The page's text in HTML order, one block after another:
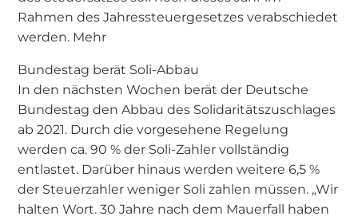
Rahmen des Jahressteuergesetzes verabschiedet
werden. Mehr
Bundestag berät Soli-Abbau
In den nächsten Wochen berät der Deutsche
Bundestag den Abbau des Solidaritätszuschlages
ab 2021. Durch die vorgesehene Regelung
werden ca. 90 % der Soli-Zahler vollständig
entlastet. Darüber hinaus werden weitere 6,5 %
der Steuerzahler weniger Soli zahlen müssen. „Wir
halten Wort. 30 Jahre nach dem Mauerfall haben